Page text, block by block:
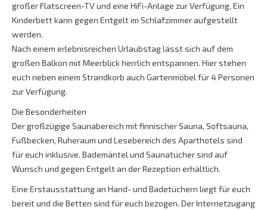
großer Flatscreen-TV und eine HiFi-Anlage zur Verfügung. Ein
Kinderbett kann gegen Entgelt im Schlafzimmer aufgestellt
werden.
Nach einem erlebnisreichen Urlaubstag lässt sich auf dem
großen Balkon mit Meerblick herrlich entspannen. Hier stehen
euch neben einem Strandkorb auch Gartenmöbel für 4 Personen
zur Verfügung.
Die Besonderheiten
Der großzügige Saunabereich mit finnischer Sauna, Softsauna,
Fußbecken, Ruheraum und Lesebereich des Aparthotels sind
für euch inklusive. Bademäntel und Saunatücher sind auf
Wunsch und gegen Entgelt an der Rezeption erhältlich.
Eine Erstausstattung an Hand- und Badetüchern liegt für euch
bereit und die Betten sind für euch bezogen. Der Internetzugang